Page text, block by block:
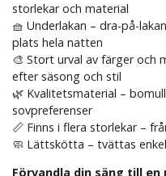
storlekar och material
🧺 Underlakan – dra-på-
plats hela natten
🎨 Stort urval av färger och
efter säsong och stil
🌿 Kvalitetsmaterial –
sovpreferenser
📏 Finns i flera storlekar –
🧼 Lättskötta – tvättas
Förvandla din säng till